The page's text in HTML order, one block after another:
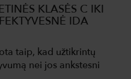
KLASĖS C IKI
IDA
taip, kad užtikrintų
nei jos ankstesni